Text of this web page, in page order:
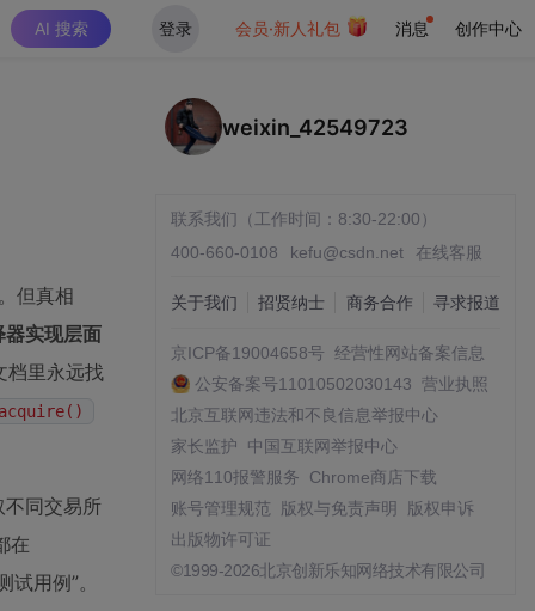
AI 搜索 登录 会员·新人礼包 消息 创作中心
但真相
实现层面
档里永远找
不同交易所
在
用例”。
weixin_42549723
联系我们（工作时间：8:30-22:00）
400-660-0108
kefu@csdn.net 在线客服
关于我们 招贤纳士 商务合作 寻求报道
京ICP备19004658号 经营性网站备案信息
公安备案号11010502030143 营业执照
北京互联网违法和不良信息举报中心
家长监护
中国互联网举报中心
网络110报警服务
Chrome商店下载
账号管理规范
版权与免责声明
版权申诉
出版物许可证
©1999-2026北京创新乐知网络技术有限公司